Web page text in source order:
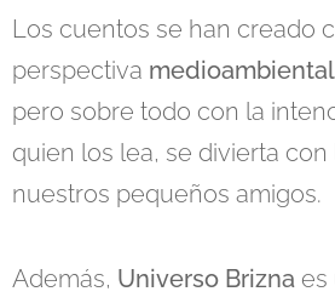
Los cuentos se han creado
perspectiva
pero sobre todo con la
quien los lea, se divierta
nuestros pequeños amigos.
Además, Universo Brizna es